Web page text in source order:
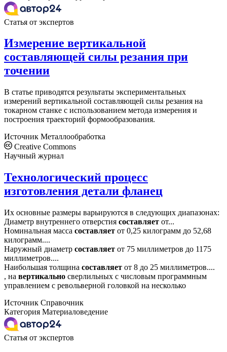
Статья от экспертов
Измерение вертикальной
составляющей силы резания при
точении
В статье приводятся результаты экспериментальных
измерений вертикальной составляющей силы резания на
токарном станке с использованием метода измерения и
построения траекторий формообразования.
Источник Металлообработка
Creative Commons
Научный журнал
Технологический процесс
изготовления детали фланец
Их основные размеры варьируются в следующих диапазонах:
Диаметр внутреннего отверстия составляет от...
Номинальная масса составляет от 0,25 килограмм до 52,68
килограмм....
Наружный диаметр составляет от 75 миллиметров до 1175
миллиметров....
Наибольшая толщина составляет от 8 до 25 миллиметров....
, на вертикально сверлильных с числовым программным
управлением с револьверной головкой на несколько
Источник Справочник
Категория Материаловедение
Статья от экспертов